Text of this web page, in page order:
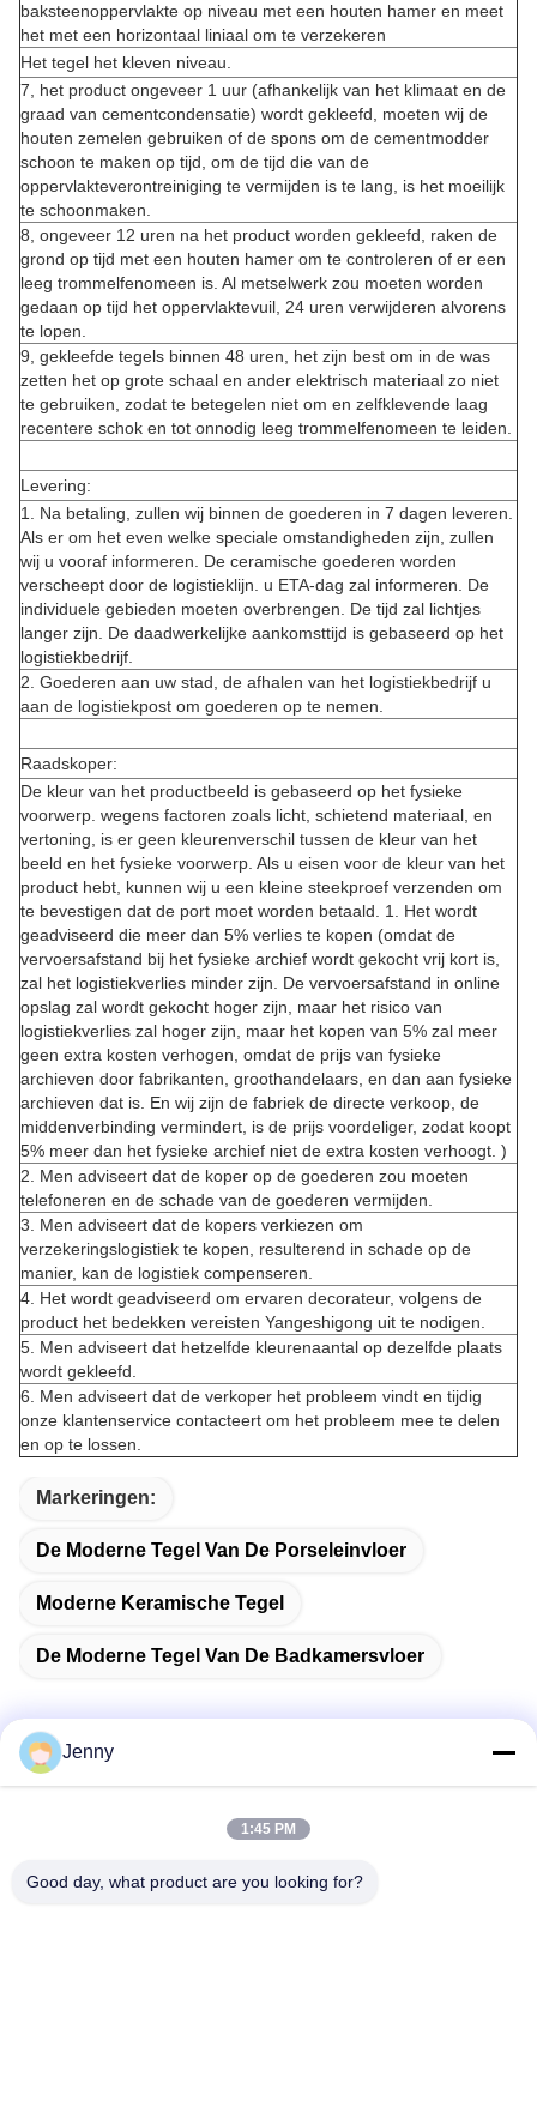
baksteenoppervlakte op niveau met een houten hamer en meet
het met een horizontaal liniaal om te verzekeren
Het tegel het kleven niveau.
7, het product ongeveer 1 uur (afhankelijk van het klimaat en de
graad van cementcondensatie) wordt gekleefd, moeten wij de
houten zemelen gebruiken of de spons om de cementmodder
schoon te maken op tijd, om de tijd die van de
oppervlakteverontreiniging te vermijden is te lang, is het moeilijk
te schoonmaken.
8, ongeveer 12 uren na het product worden gekleefd, raken de
grond op tijd met een houten hamer om te controleren of er een
leeg trommelfenomeen is. Al metselwerk zou moeten worden
gedaan op tijd het oppervlaktevuil, 24 uren verwijderen alvorens
te lopen.
9, gekleefde tegels binnen 48 uren, het zijn best om in de was
zetten het op grote schaal en ander elektrisch materiaal zo niet
te gebruiken, zodat te betegelen niet om en zelfklevende laag
recentere schok en tot onnodig leeg trommelfenomeen te leiden.
Levering:
1. Na betaling, zullen wij binnen de goederen in 7 dagen leveren.
Als er om het even welke speciale omstandigheden zijn, zullen
wij u vooraf informeren. De ceramische goederen worden
verscheept door de logistieklijn. u ETA-dag zal informeren. De
individuele gebieden moeten overbrengen. De tijd zal lichtjes
langer zijn. De daadwerkelijke aankomsttijd is gebaseerd op het
logistiekbedrijf.
2. Goederen aan uw stad, de afhalen van het logistiekbedrijf u
aan de logistiekpost om goederen op te nemen.
Raadskoper:
De kleur van het productbeeld is gebaseerd op het fysieke
voorwerp. wegens factoren zoals licht, schietend materiaal, en
vertoning, is er geen kleurenverschil tussen de kleur van het
beeld en het fysieke voorwerp. Als u eisen voor de kleur van het
product hebt, kunnen wij u een kleine steekproef verzenden om
te bevestigen dat de port moet worden betaald. 1. Het wordt
geadviseerd die meer dan 5% verlies te kopen (omdat de
vervoersafstand bij het fysieke archief wordt gekocht vrij kort is,
zal het logistiekverlies minder zijn. De vervoersafstand in online
opslag zal wordt gekocht hoger zijn, maar het risico van
logistiekverlies zal hoger zijn, maar het kopen van 5% zal meer
geen extra kosten verhogen, omdat de prijs van fysieke
archieven door fabrikanten, groothandelaars, en dan aan fysieke
archieven dat is. En wij zijn de fabriek de directe verkoop, de
middenverbinding vermindert, is de prijs voordeliger, zodat koopt
5% meer dan het fysieke archief niet de extra kosten verhoogt. )
2. Men adviseert dat de koper op de goederen zou moeten
telefoneren en de schade van de goederen vermijden.
3. Men adviseert dat de kopers verkiezen om
verzekeringslogistiek te kopen, resulterend in schade op de
manier, kan de logistiek compenseren.
4. Het wordt geadviseerd om ervaren decorateur, volgens de
product het bedekken vereisten Yangeshigong uit te nodigen.
5. Men adviseert dat hetzelfde kleurenaantal op dezelfde plaats
wordt gekleefd.
6. Men adviseert dat de verkoper het probleem vindt en tijdig
onze klantenservice contacteert om het probleem mee te delen
en op te lossen.
Markeringen:
De Moderne Tegel Van De Porseleinvloer
Moderne Keramische Tegel
De Moderne Tegel Van De Badkamersvloer
2 verdieping 11, Noord-District 4 Block, Hua Yi International
Jenny
1:45 PM
Good day, what product are you looking for?